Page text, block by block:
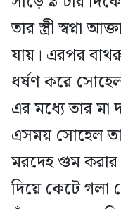
তার স্ত্রী স্বপ্না
যায়। এরপর
ধর্ষণ করে
এর মধ্যে তার
এসময় সোহেল
মরদেহ গুম করার
দিয়ে কেটে গলা